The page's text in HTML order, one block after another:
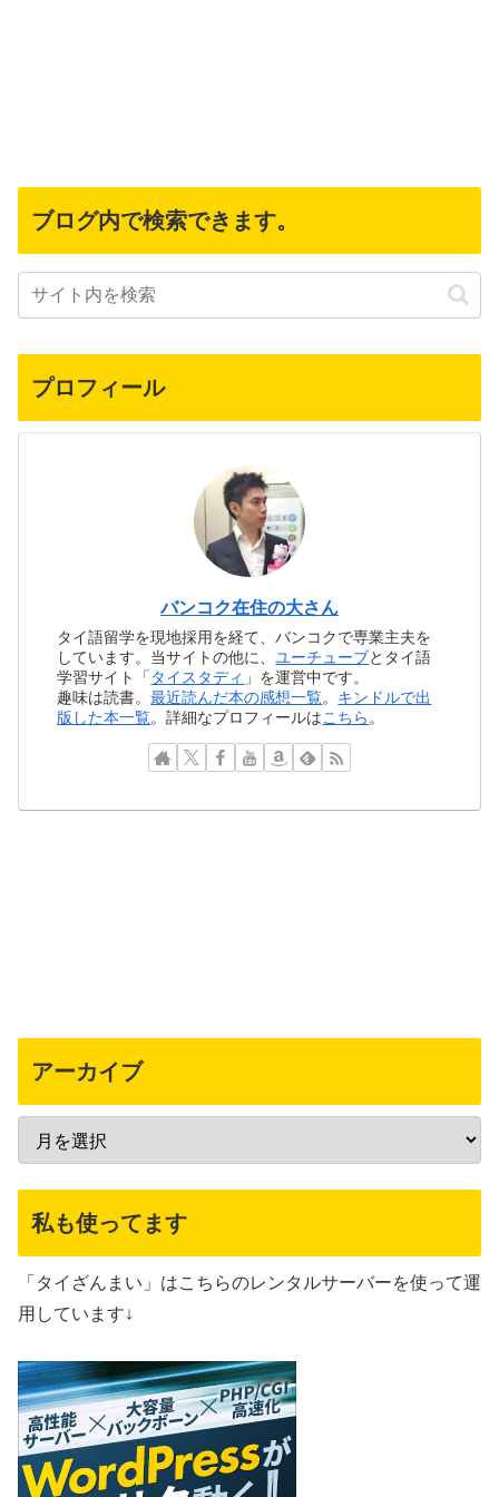
ブログ内で検索できます。
プロフィール
バンコク在住の大さん
タイ語留学を現地採用を経て、バンコクで専業主夫を
しています。当サイトの他に、 ユーチューブとタイ語
学習サイト「 タイスタディ 」を運営中です。
趣味は読書。最近読んだ本の感想一覧。 キンドルで出
版した本一覧。詳細なプロフィールはこちら 。
アーカイブ
私も使ってます
「タイざんまい」はこちらのレンタルサーバーを使って運
用しています↓